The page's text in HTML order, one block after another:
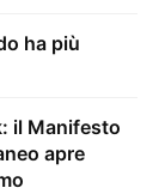
ha più
il Manifesto
apre